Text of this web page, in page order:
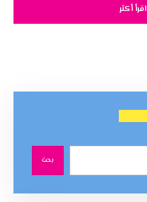
اقرأ أكثر
بحث